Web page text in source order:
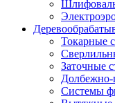
Токарные
Заточные
Долбежно-
Системы